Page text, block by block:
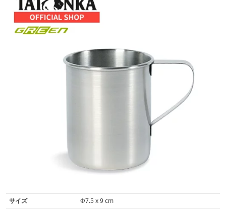
サイズ
Φ7.5 x 9 cm